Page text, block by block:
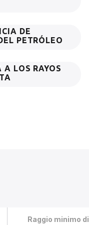
DE
PETRÓLEO
A LOS RAYOS
Raggio minimo di